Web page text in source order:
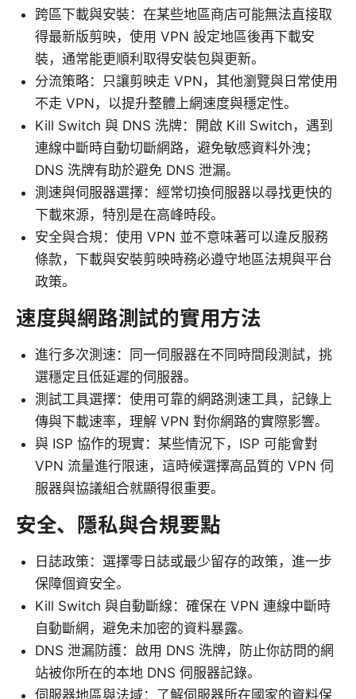
跨區下載與安裝：在某些地區商店可能無法直接取
得最新版剪映，使用 VPN 設定地區後再下載安
裝，通常能更順利取得安裝包與更新。
分流策略：只讓剪映走 VPN，其他瀏覽與日常使用
不走 VPN，以提升整體上網速度與穩定性。
Kill Switch 與 DNS 洗牌：開啟 Kill Switch，遇到
連線中斷時自動切斷網路，避免敏感資料外洩；
DNS 洗牌有助於避免 DNS 泄漏。
測速與伺服器選擇：經常切換伺服器以尋找更快的
下載來源，特別是在高峰時段。
安全與合規：使用 VPN 並不意味著可以違反服務
條款，下載與安裝剪映時務必遵守地區法規與平台
政策。
速度與網路測試的實用方法
進行多次測速：同一伺服器在不同時間段測試，挑
選穩定且低延遲的伺服器。
測試工具選擇：使用可靠的網路測速工具，記錄上
傳與下載速率，理解 VPN 對你網路的實際影響。
與 ISP 協作的現實：某些情況下，ISP 可能會對
VPN 流量進行限速，這時候選擇高品質的 VPN 伺
服器與協議組合就顯得很重要。
安全、隱私與合規要點
日誌政策：選擇零日誌或最少留存的政策，進一步
保障個資安全。
Kill Switch 與自動斷線：確保在 VPN 連線中斷時
自動斷網，避免未加密的資料暴露。
DNS 泄漏防護：啟用 DNS 洗牌，防止你訪問的網
站被你所在的本地 DNS 伺服器記錄。
伺服器地區與法域：了解伺服器所在國家的資料保